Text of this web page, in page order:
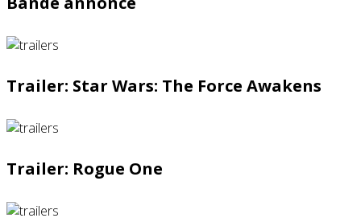
Trailer: Star Wars: The Force Awakens
Trailer: Rogue One